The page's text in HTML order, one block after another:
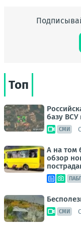
Топ
базу ВСУ
СМИ
А на том
обзор
СМИ